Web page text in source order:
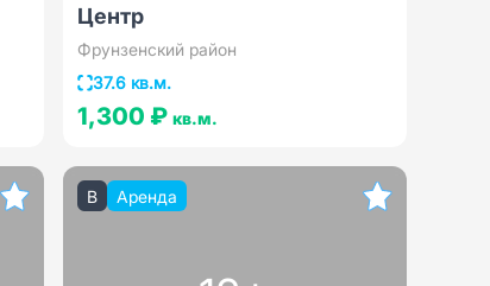
Центр
Фрунзенский район
37.6 кв.м.
1,300 ₽ кв.м.
B Аренда